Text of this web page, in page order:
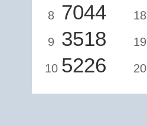
8 7044
9 3518
10 5226
18
19
20